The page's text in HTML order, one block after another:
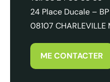
24 Place Ducale –
08107 CHARLEVILLE
ME CONTACTER